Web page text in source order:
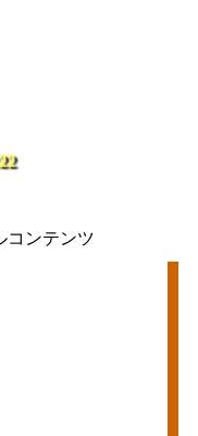
コンテンツ